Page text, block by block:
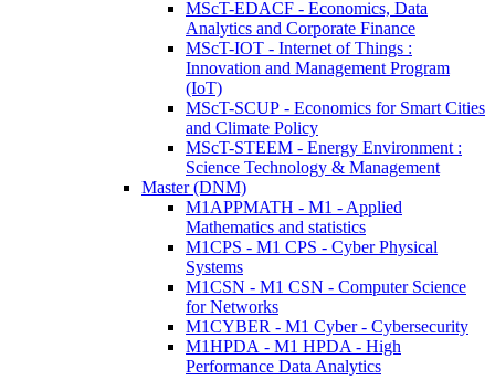
MScT-EDACF - Economics, Data
Analytics and Corporate Finance
MScT-IOT - Internet of Things :
Innovation and Management Program
(IoT)
MScT-SCUP - Economics for Smart Cities
and Climate Policy
MScT-STEEM - Energy Environment :
Science Technology & Management
Master (DNM)
M1APPMATH - M1 - Applied
Mathematics and statistics
M1CPS - M1 CPS - Cyber Physical
Systems
M1CSN - M1 CSN - Computer Science
for Networks
M1CYBER - M1 Cyber - Cybersecurity
M1HPDA - M1 HPDA - High
Performance Data Analytics